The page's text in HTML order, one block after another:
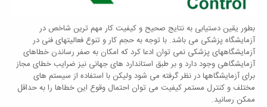
بطور یقین دستیابی به نتایج صحیح و کیفیت کار مهم ترین شاخص در
آزمایشگاه پزشکی می باشد. با توجه به حجم کار و تنوع فعالیتهای فنی در
آزمایشگاههای پزشکی نمی توان ادعا کرد که امکان به صفر رساندن خطاهای
آزمایشگاهی وجود دارد و بر طبق استاندارد های جهانی نیز ضرایب خطای مجاز
برای آزمایشگاهها در نظر گرفته می شود ولیکن با استفاده از سیستم های
مختلف و کنترل مستمر کیفیت می توان احتمال وقوع این خطاها را به حداقل
ممکن رسانید.